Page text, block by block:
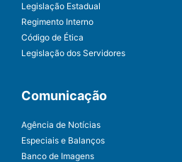
Legislação Estadual
Regimento Interno
Código de Ética
Legislação dos Servidores
Comunicação
Agência de Notícias
Especiais e Balanços
Banco de Imagens